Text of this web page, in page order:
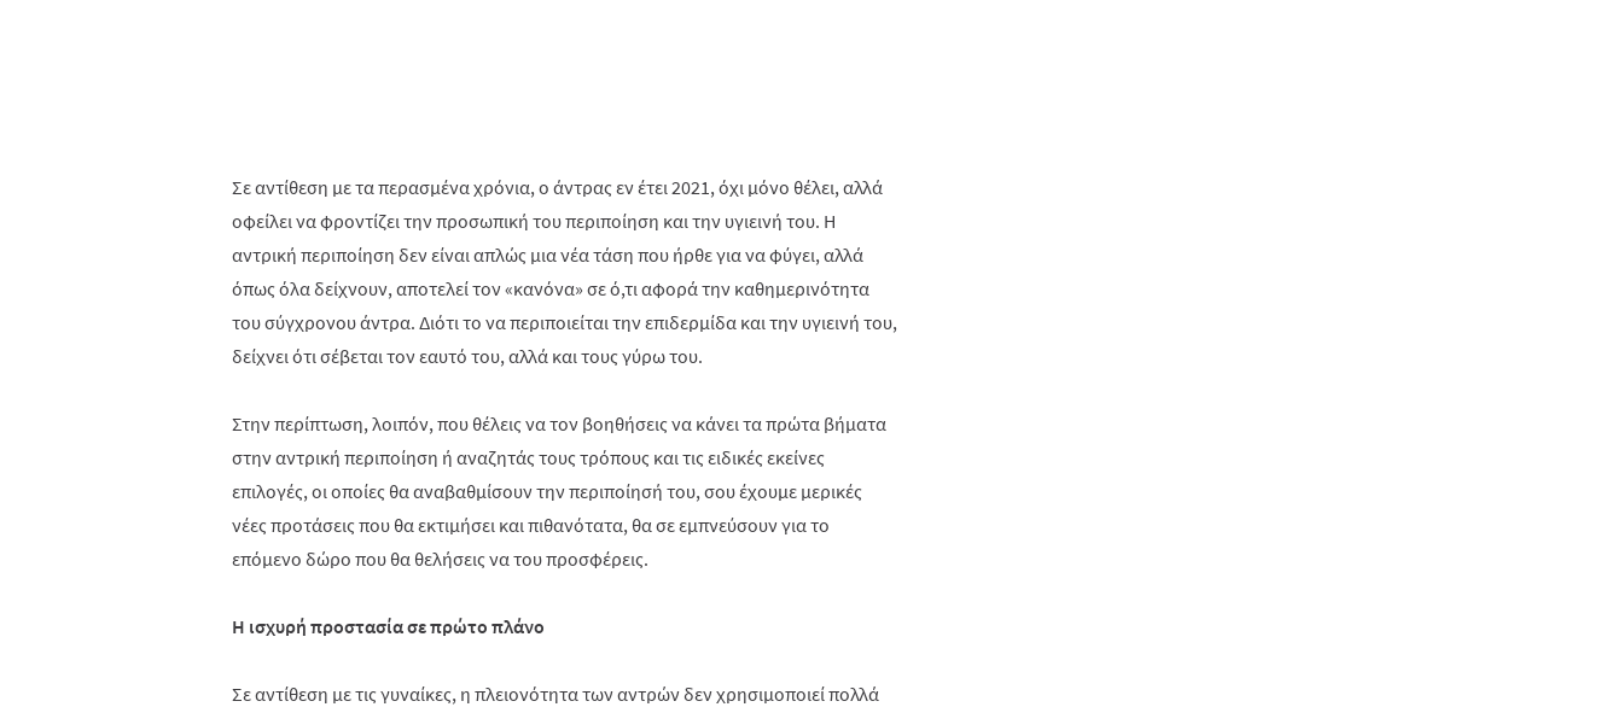
Σε αντίθεση με τα περασμένα χρόνια, ο άντρας εν έτει 2021, όχι μόνο θέλει, αλλά
οφείλει να φροντίζει την προσωπική του περιποίηση και την υγιεινή του. Η
αντρική περιποίηση δεν είναι απλώς μια νέα τάση που ήρθε για να φύγει, αλλά
όπως όλα δείχνουν, αποτελεί τον «κανόνα» σε ό,τι αφορά την καθημερινότητα
του σύγχρονου άντρα. Διότι το να περιποιείται την επιδερμίδα και την υγιεινή του,
δείχνει ότι σέβεται τον εαυτό του, αλλά και τους γύρω του.
Στην περίπτωση, λοιπόν, που θέλεις να τον βοηθήσεις να κάνει τα πρώτα βήματα
στην αντρική περιποίηση ή αναζητάς τους τρόπους και τις ειδικές εκείνες
επιλογές, οι οποίες θα αναβαθμίσουν την περιποίησή του, σου έχουμε μερικές
νέες προτάσεις που θα εκτιμήσει και πιθανότατα, θα σε εμπνεύσουν για το
επόμενο δώρο που θα θελήσεις να του προσφέρεις.
Η ισχυρή προστασία σε πρώτο πλάνο
Σε αντίθεση με τις γυναίκες, η πλειονότητα των αντρών δεν χρησιμοποιεί πολλά